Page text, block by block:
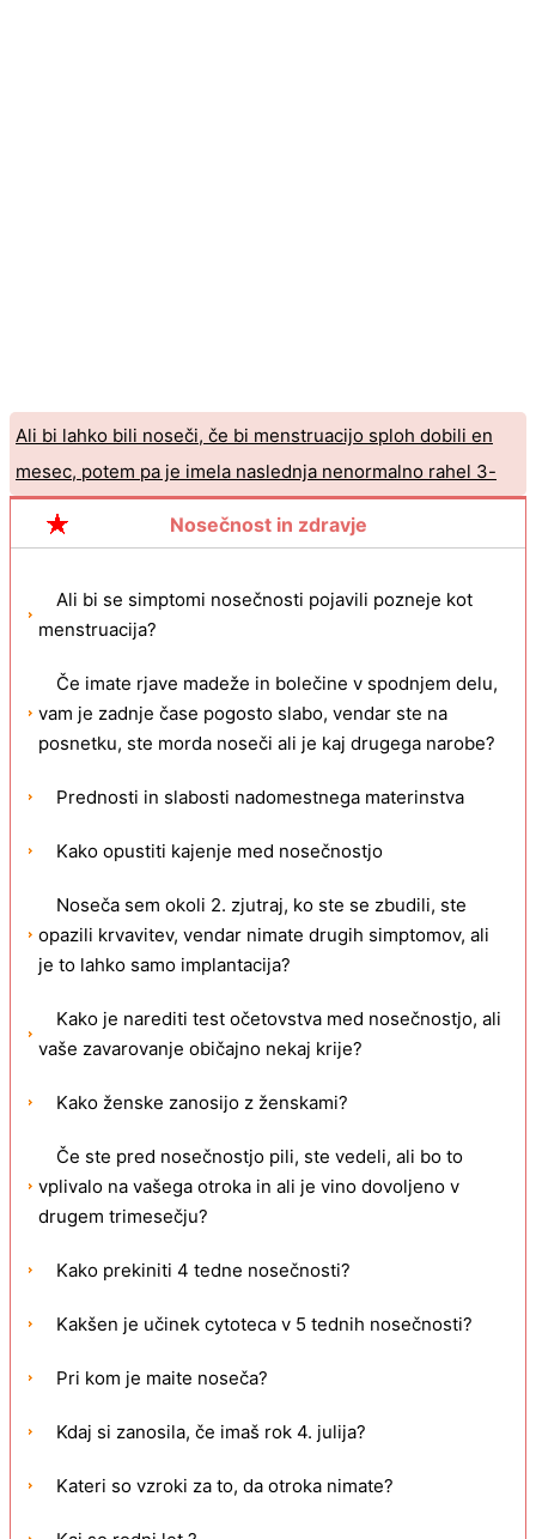
Ali bi lahko bili noseči, če bi menstruacijo sploh dobili en
mesec, potem pa je imela naslednja nenormalno rahel 3-
dnevni, vendar štiri negativne HPT?
Ali je normalno, da imate drisko med nosečnostjo v 25-26
Nosečnost in zdravje
Ali bi se simptomi nosečnosti pojavili pozneje kot
menstruacija?
Če imate rjave madeže in bolečine v spodnjem delu,
vam je zadnje čase pogosto slabo, vendar ste na
posnetku, ste morda noseči ali je kaj drugega narobe?
Prednosti in slabosti nadomestnega materinstva
Kako opustiti kajenje med nosečnostjo
Noseča sem okoli 2. zjutraj, ko ste se zbudili, ste
opazili krvavitev, vendar nimate drugih simptomov, ali
je to lahko samo implantacija?
Kako je narediti test očetovstva med nosečnostjo, ali
vaše zavarovanje običajno nekaj krije?
Kako ženske zanosijo z ženskami?
Če ste pred nosečnostjo pili, ste vedeli, ali bo to
vplivalo na vašega otroka in ali je vino dovoljeno v
drugem trimesečju?
Kako prekiniti 4 tedne nosečnosti?
Kakšen je učinek cytoteca v 5 tednih nosečnosti?
Pri kom je maite noseča?
Kdaj si zanosila, če imaš rok 4. julija?
Kateri so vzroki za to, da otroka nimate?